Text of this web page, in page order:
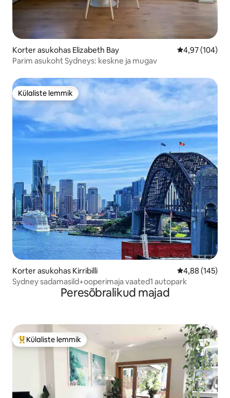
Korter asukohas Elizabeth Bay Keskmine
4,97 (104)
Parim asukoht Sydneys: keskne ja mugav
Külaliste lemmik
Külaliste lemmik
Korter asukohas Kirribilli Keskmine
4,88 (145)
Sydney sadamasild+ooperimaja vaated1 autopark
Peresõbralikud majad
Külaliste suur lemmik
Külaliste lemmik